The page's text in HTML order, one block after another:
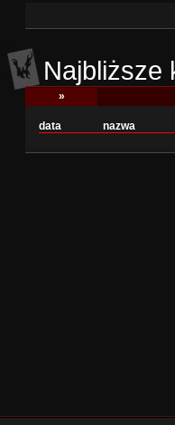
Najbliższe
»
data nazwa